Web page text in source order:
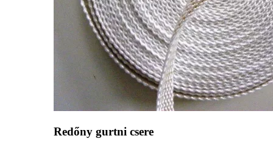
Redőny gurtni csere